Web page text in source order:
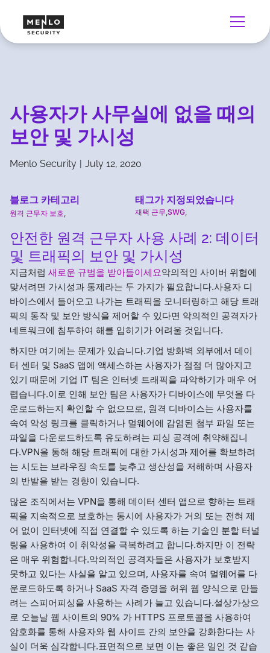
사용자가 사무실에 없을 때의
보안 및 가시성
Menlo Security | July 12, 2020
블로그 카테고리
원격 근무자 보호,
태그가 지정되었습니다
재택 근무,SWG,
안전한 원격 근무자 사용 사례 2: 데이터
및 트래픽의 보안 및 가시성
지금처럼 새로운 규범을 받아들이세요악의적인 사이버 위협에
맞서려면 가시성과 통제라는 두 가지가 필요합니다.사용자 디
바이스에서 들어오고 나가는 트래픽을 모니터링하고 해당 트래
픽의 동작 및 보안 방식을 제어할 수 있다면 악의적인 공격자가
네트워크에 침투하여 해를 입히기가 어려울 것입니다.
하지만 여기에는 문제가 있습니다.기업 방화벽 외부에서 데이
터 센터 및 SaaS 앱에 액세스하는 사용자가 점점 더 많아지고
있기 때문에 기업 IT 팀은 인터넷 트래픽을 파악하기가 매우 어
렵습니다.이로 인해 보안 팀은 사용자가 디바이스에 무엇을 다
운로드하는지 확인할 수 없으므로, 원격 디바이스는 사용자를
속여 악성 링크를 클릭하거나 멀웨어에 감염된 첨부 파일 또는
파일을 다운로드하도록 유도하려는 피싱 공격에 취약해집니
다.VPN을 통해 해당 트래픽에 대한 가시성과 제어를 확보하려
는 시도는 브라우징 속도를 늦추고 생산성을 저해하며 사용자
의 반발을 받는 경향이 있습니다.
많은 조직에서는 VPN을 통해 데이터 센터 앱으로 향하는 트래
픽을 지속적으로 보호하는 동시에 사용자가 거의 또는 전혀 제
어 없이 인터넷에 직접 연결할 수 있도록 하는 기술인 분할 터널
링을 사용하여 이 취약성을 극복하려고 합니다.하지만 이 전략
은 매우 위험합니다.악의적인 공격자들은 사용자가 보호받지
못하고 있다는 사실을 알고 있으며, 사용자를 속여 멀웨어를 다
운로드하도록 하거나 SaaS 자격 증명을 허위 웹 양식으로 만들
려는 스피어피싱을 사용하는 사례가 늘고 있습니다.설상가상으
로 오늘날 웹 사이트의 90% 가 HTTPS 프로토콜을 사용하여
암호화를 통해 사용자와 웹 사이트 간의 보안을 강화한다는 사
실이 더욱 심각합니다.표면적으로 보면 이는 좋은 일인 것 같습